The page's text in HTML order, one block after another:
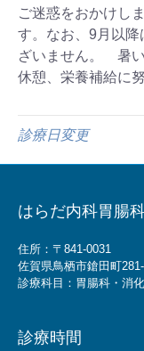
ご迷惑をおかけし
す。なお、9月以
ざいません。 暑
休憩、栄養補給に
診療日変更
はらだ内科胃腸
住所：〒841-0031
佐賀県鳥栖市鎗田町
診療科目：胃腸科・消
診療時間